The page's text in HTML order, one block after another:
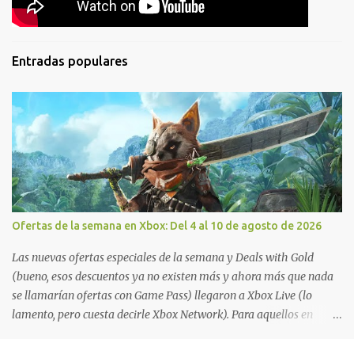
Entradas populares
Ofertas de la semana en Xbox: Del 4 al 10 de agosto de 2026
Las nuevas ofertas especiales de la semana y Deals with Gold
(bueno, esos descuentos ya no existen más y ahora más que nada
se llamarían ofertas con Game Pass) llegaron a Xbox Live (lo
lamento, pero cuesta decirle Xbox Network). Para aquellos en